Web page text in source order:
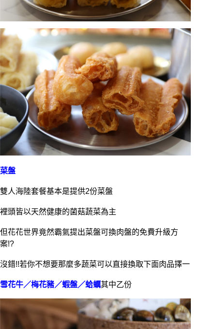
菜盤
雙人海陸套餐基本是提供2份菜盤
裡頭皆以天然健康的菌菇蔬菜為主
但花花世界竟然霸氣提出菜盤可換肉盤的免費升級方
案!?
沒錯!!若你不想要那麼多蔬菜可以直接換取下面肉品擇一
雪花牛／梅花豬／蝦盤／蛤蠣其中乙份